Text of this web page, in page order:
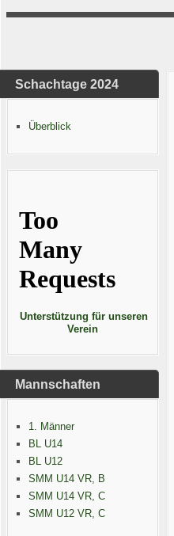
Schachtage 2024
Überblick
Unterstützung für unseren
Verein
Mannschaften
1. Männer
BL U14
BL U12
SMM U14 VR, B
SMM U14 VR, C
SMM U12 VR, C